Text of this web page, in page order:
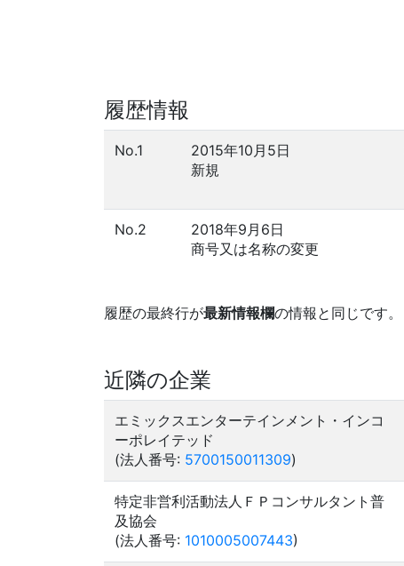
履歴情報
No.1
2015年10月5日
新規
No.2
2018年9月6日
商号又は名称の変更
履歴の最終行が最新情報欄の情報と同じです。
近隣の企業
エミックスエンターテインメント・インコ
ーポレイテッド
(法人番号: 5700150011309)
特定非営利活動法人ＦＰコンサルタント普
及協会
(法人番号: 1010005007443)